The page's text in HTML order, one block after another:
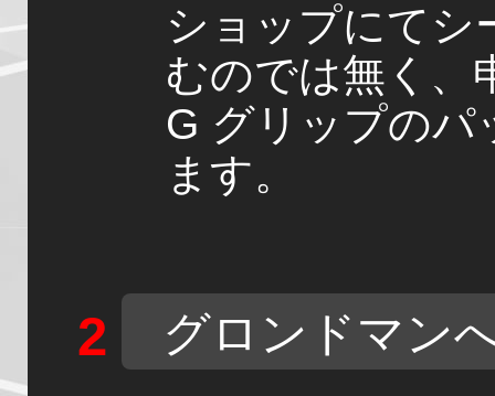
ショップにてシ
むのでは無く、
G グリップのパ
ます。
グロンドマン